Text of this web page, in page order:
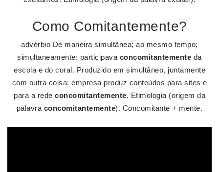
Como Comitantemente?
advérbio De maneira simultânea; ao mesmo tempo;
simultaneamente: participava concomitantemente da
escola e do coral. Produzido em simultâneo, juntamente
com outra coisa: empresa produz conteúdos para sites e
para a rede concomitantemente. Etimologia (origem da
palavra concomitantemente). Concomitante + mente.